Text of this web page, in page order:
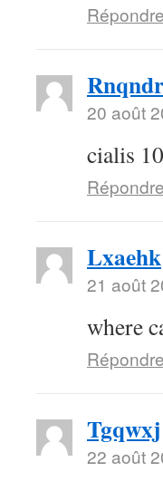
Répondre
Rnqndr
20 août
cialis
Répondre
Lxaehk
21 août
where
Répondre
Tgqwxj
22 août